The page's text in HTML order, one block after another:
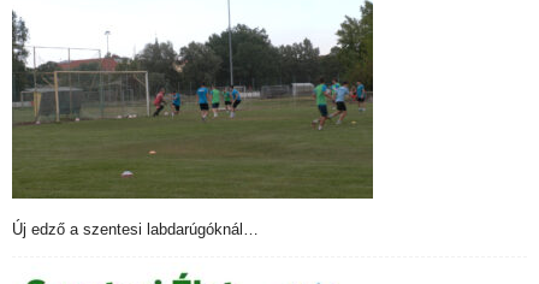
Új edző a szentesi labdarúgóknál…